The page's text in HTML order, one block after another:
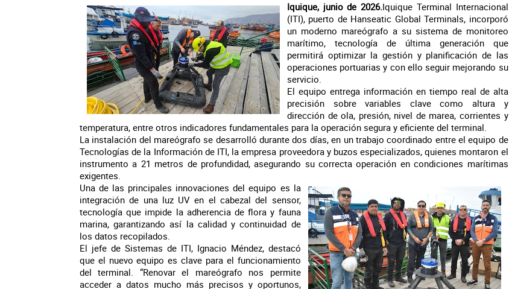
Iquique, junio de 2026.Iquique Terminal Internacional
(ITI), puerto de Hanseatic Global Terminals, incorporó
un moderno mareógrafo a su sistema de monitoreo
marítimo, tecnología de última generación que
permitirá optimizar la gestión y planificación de las
operaciones portuarias y con ello seguir mejorando su
servicio.
El equipo entrega información en tiempo real de alta
precisión sobre variables clave como altura y
dirección de ola, presión, nivel de marea, corrientes y
temperatura, entre otros indicadores fundamentales para la operación segura y eficiente del terminal.
La instalación del mareógrafo se desarrolló durante dos días, en un trabajo coordinado entre el equipo de
Tecnologías de la Información de ITI, la empresa proveedora y buzos especializados, quienes montaron el
instrumento a 21 metros de profundidad, asegurando su correcta operación en condiciones marítimas
exigentes.
Una de las principales innovaciones del equipo es la
integración de una luz UV en el cabezal del sensor,
tecnología que impide la adherencia de flora y fauna
marina, garantizando así la calidad y continuidad de
los datos recopilados.
El jefe de Sistemas de ITI, Ignacio Méndez, destacó
que el nuevo equipo es clave para el funcionamiento
del terminal. “Renovar el mareógrafo nos permite
acceder a datos mucho más precisos y oportunos,